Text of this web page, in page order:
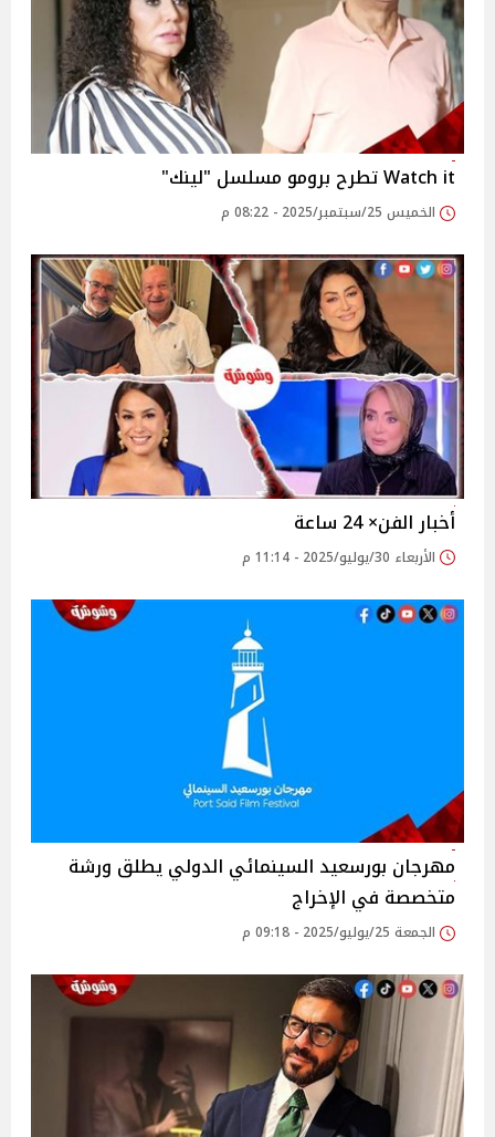
Watch it تطرح برومو مسلسل "لينك"
الخميس 25/سبتمبر/2025 - 08:22 م
أخبار الفن× 24 ساعة‎‎‎‎
الأربعاء 30/يوليو/2025 - 11:14 م
مهرجان بورسعيد السينمائي الدولي يطلق ورشة
متخصصة في الإخراج
الجمعة 25/يوليو/2025 - 09:18 م